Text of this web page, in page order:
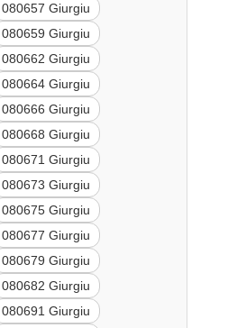
080657 Giurgiu
080659 Giurgiu
080662 Giurgiu
080664 Giurgiu
080666 Giurgiu
080668 Giurgiu
080671 Giurgiu
080673 Giurgiu
080675 Giurgiu
080677 Giurgiu
080679 Giurgiu
080682 Giurgiu
080691 Giurgiu